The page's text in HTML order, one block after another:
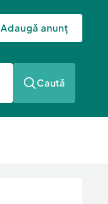
Adaugă anunț
Caută